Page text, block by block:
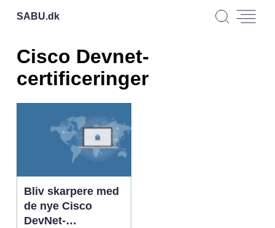
SABU.dk
Cisco Devnet-
certificeringer
Bliv skarpere med
de nye Cisco
DevNet-